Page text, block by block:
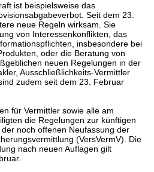
ist beispielsweise das
Seit dem 23.
neue Regeln wirksam. Sie
von Interessenkonflikten, das
insbesondere bei
oder die Beratung von
neuen Regelungen in der
Ausschließlichkeits-Vermittler
zudem seit dem 23. Februar
für Vermittler sowie alle am
die Regelungen zur künftigen
noch offenen Neufassung der
(VersVermV). Die
nach neuen Auflagen gilt